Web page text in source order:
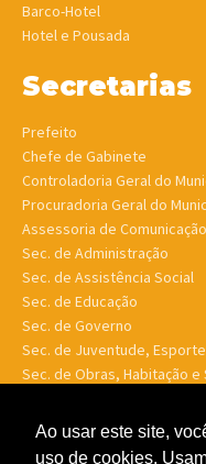
Barco-Hotel
Hotel e Pousada
Secretarias
Prefeito
Chefe de Gabinete
Controladoria Geral do
Procuradoria Geral do
Assessoria de Comunicação
Sec. de Administração
Sec. de Assistência Social
Sec. de Educação
Sec. de Governo
Sec. de Juventude,
Sec. de Obras, Habitação
Sec. de Saúde
Sec. de Turismo
Ao usar este site,
uso de cookies.